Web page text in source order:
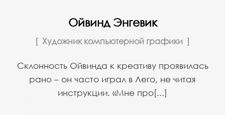
Ойвинд Энгевик
Художник компьютерной графики
Склонность Ойвинда к креативу проявилась
рано – он часто играл в Лего, не читая
инструкции. «Мне про[...]